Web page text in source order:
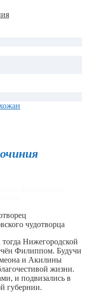
чудотворца
Нижегородской
Филиппом. Будучи
и Акилины
жизни.
и подвизались в
губернии.